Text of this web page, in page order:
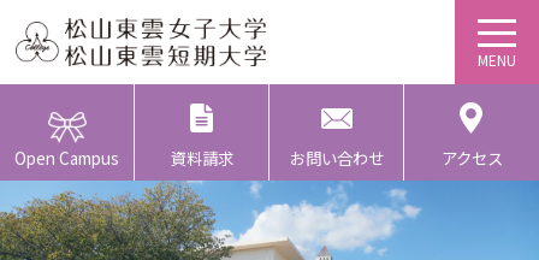
Open Campus 資料請求 お問い合わせ アクセス